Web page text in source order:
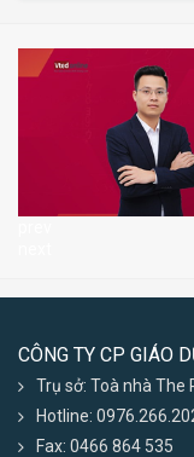
CÔNG TY CP GIÁO
Trụ sở: Toà nhà The
Hotline:
Fax: 0466 864 535